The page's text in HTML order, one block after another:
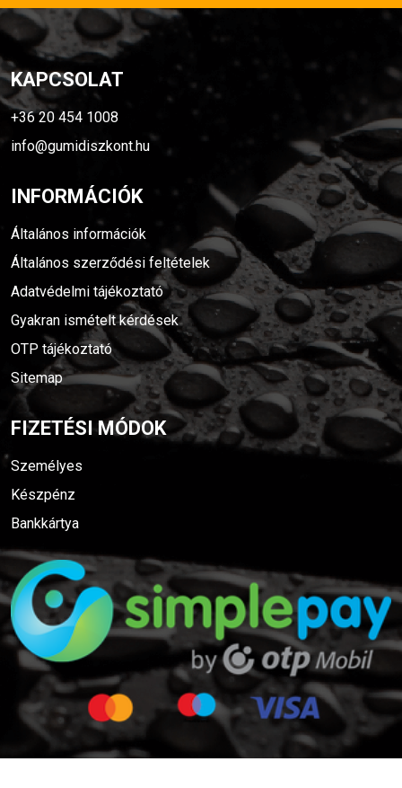
KAPCSOLAT
+36 20 454 1008
info@gumidiszkont.hu
INFORMÁCIÓK
Általános információk
Általános szerződési feltételek
Adatvédelmi tájékoztató
Gyakran ismételt kérdések
OTP tájékoztató
Sitemap
FIZETÉSI MÓDOK
Személyes
Készpénz
Bankkártya